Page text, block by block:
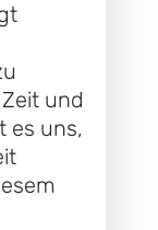
und
es uns,